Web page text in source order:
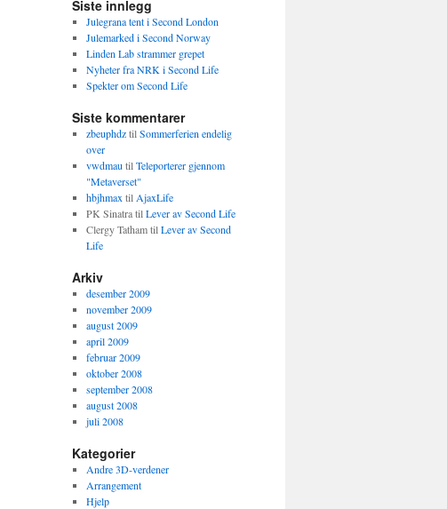
Siste innlegg
Julegrana tent i Second London
Julemarked i Second Norway
Linden Lab strammer grepet
Nyheter fra NRK i Second Life
Spekter om Second Life
Siste kommentarer
zbeuphdztilSommerferien endelig
over
vwdmau tilTeleporterer gjennom
"Metaverset"
hbjhmax til AjaxLife
PK SinatratilLever av Second Life
Clergy TathamtilLever av Second
Life
Arkiv
desember 2009
november 2009
august 2009
april 2009
februar 2009
oktober 2008
september 2008
august 2008
juli 2008
Kategorier
Andre 3D-verdener
Arrangement
Hjelp